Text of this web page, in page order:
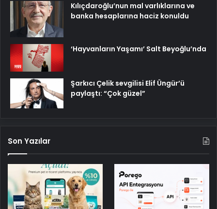
Kılıçdaroğlu’nun mal varlıklarına ve
banka hesaplarına haciz konuldu
‘Hayvanların Yaşamı’ Salt Beyoğlu’nda
Şarkıcı Çelik sevgilisi Elif Üngür’ü
paylaştı: “Çok güzel”
Son Yazılar